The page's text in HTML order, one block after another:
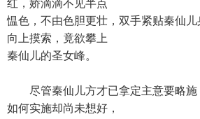
红，娇滴滴不见半点
愠色，不由色胆更壮，双手紧贴秦仙
向上摸索，竟欲攀上
秦仙儿的圣女峰。
尽管秦仙儿方才已拿定主意要略施
如何实施却尚未想好，